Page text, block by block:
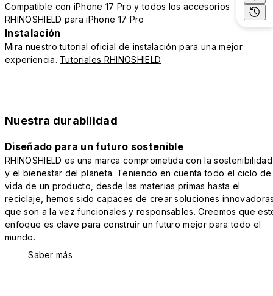
Compatible con iPhone 17 Pro y todos los accesorios
RHINOSHIELD para iPhone 17 Pro
Instalación
Mira nuestro tutorial oficial de instalación para una mejor
experiencia. Tutoriales RHINOSHIELD
Nuestra durabilidad
Diseñado para un futuro sostenible
RHINOSHIELD es una marca comprometida con la sostenibilidad
y el bienestar del planeta. Teniendo en cuenta todo el ciclo de
vida de un producto, desde las materias primas hasta el
reciclaje, hemos sido capaces de crear soluciones
que son a la vez funcionales y responsables. Creemos que
enfoque es clave para construir un futuro mejor para todo el
mundo.
Saber más